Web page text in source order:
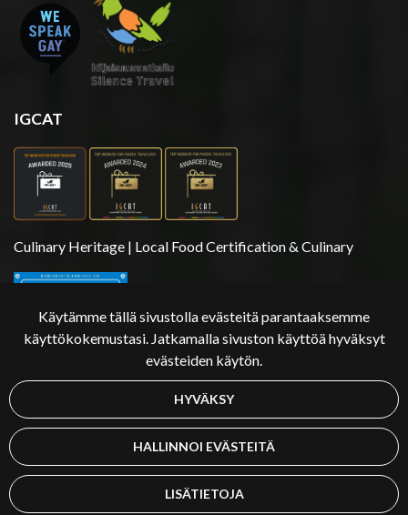
Käytämme tällä sivustolla evästeitä parantaaksemme
käyttökokemustasi. Jatkamalla sivuston käyttöä hyväksyt
evästeiden käytön.
HYVÄKSY
HALLINNOI EVÄSTEITÄ
LISÄTIETOJA
IGCAT
Culinary Heritage | Local Food Certification & Culinary
Copyright 2026 | Äksyt Ämmät